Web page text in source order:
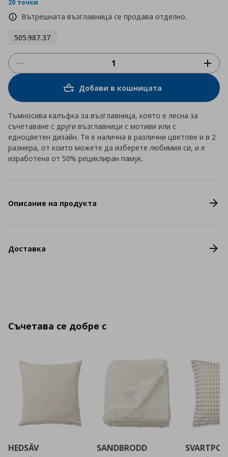
20 точки
Вътрешната възглавница се продава отделно.
505.987.37
Добави в кошницата
Тъмносива калъфка за възглавница, която е лесна за
съчетаване с други възглавници с мотиви или с
едноцветен дизайн. Тя е налична в различни цветове и в 2
размера, от които можете да изберете любимия си, и е
изработена от 50% рециклиран памук.
Описание на продукта
Доставка
Съчетава се добре с
HEDSÄV
SANDBRODD